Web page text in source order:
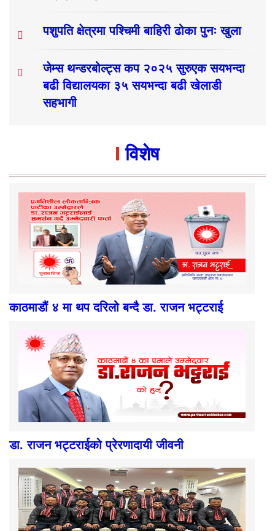
पशुपति क्षेत्रमा पश्चिमी बाहिरी ढोका पुनः खुला
जेम्स थन्डरबोल्ट्स कप २०२५ सुरुएक सयभन्दा
बढी विद्यालयका ३५ सयभन्दा बढी खेलाडी
सहभागी
विशेष
काठमाडौं ४ मा थप दरिलो बन्दै डा. राजन भट्टराई
डा. राजन भट्टराईको प्रेरणादायी जीवनी